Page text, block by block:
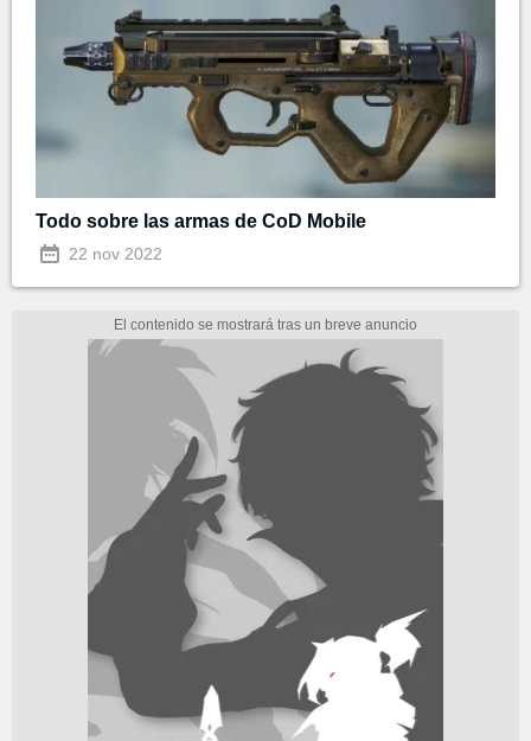
Todo sobre las armas de CoD Mobile
22 nov 2022